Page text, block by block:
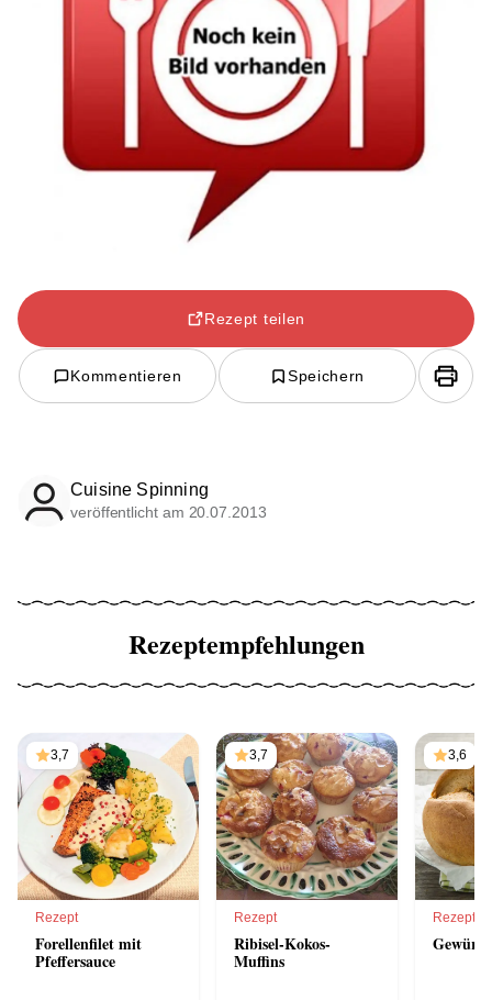
Rezept teilen
Kommentieren Speichern
Cuisine Spinning
veröffentlicht am 20.07.2013
Rezeptempfehlungen
3,7
Rezept
Forellenfilet mit
Pfeffersauce
3,7
Rezept
Ribisel-Kokos-
Muffins
3,6
Rezept